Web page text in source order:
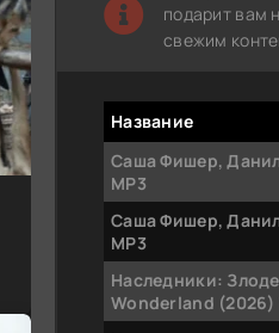
подарит вам
свежим
Название
Саша Фишер,
MP3
Саша Фишер,
MP3
Наследники:
Wonderland (2026)